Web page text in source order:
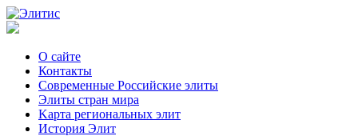
О сайте
Контакты
Современные Российские элиты
Элиты стран мира
Kартa региональных элит
История Элит